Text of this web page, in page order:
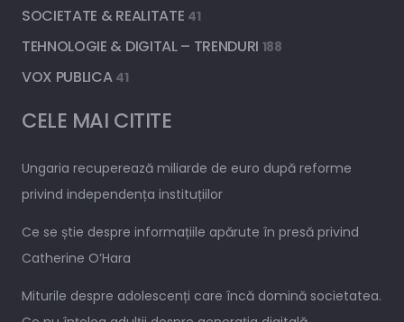
SOCIETATE & REALITATE 41
TEHNOLOGIE & DIGITAL – TRENDURI 188
VOX PUBLICA 41
CELE MAI CITITE
Ungaria recuperează miliarde de euro după reforme
privind independența instituțiilor
Ce se știe despre informațiile apărute în presă privind
Catherine O’Hara
Miturile despre adolescenți care încă domină societatea.